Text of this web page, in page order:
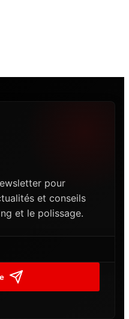
pour
et conseils
et le polissage.